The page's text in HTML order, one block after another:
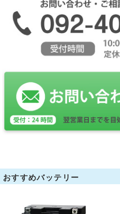
おすすめバッテリー